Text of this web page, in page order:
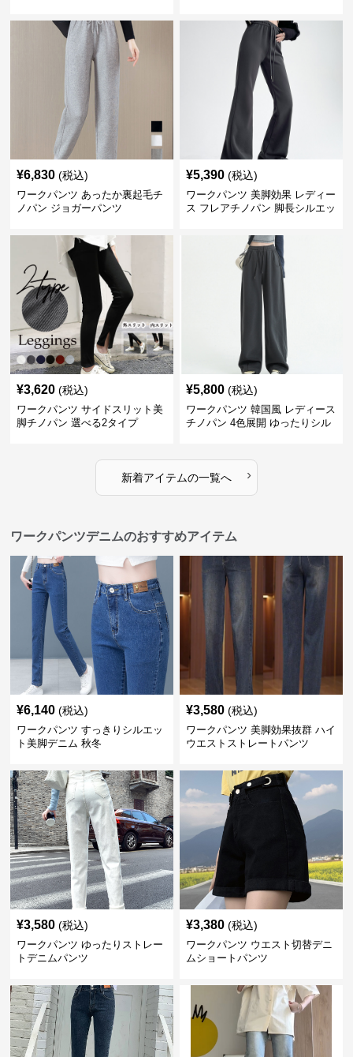
¥6,830 (税込)
ワークパンツ あったか裏起毛チ
ノパン ジョガーパンツ
¥5,390 (税込)
ワークパンツ 美脚効果 レディー
ス フレアチノパン 脚長シルエッ
¥3,620 (税込)
ワークパンツ サイドスリット美
脚チノパン 選べる2タイプ
¥5,800 (税込)
ワークパンツ 韓国風 レディース
チノパン 4色展開 ゆったりシル
新着アイテムの一覧へ ›
ワークパンツデニムのおすすめアイテム
¥6,140 (税込)
ワークパンツ すっきりシルエッ
ト美脚デニム 秋冬
¥3,580 (税込)
ワークパンツ 美脚効果抜群 ハイ
ウエストストレートパンツ
¥3,580 (税込)
ワークパンツ ゆったりストレー
トデニムパンツ
¥3,380 (税込)
ワークパンツ ウエスト切替デニ
ムショートパンツ